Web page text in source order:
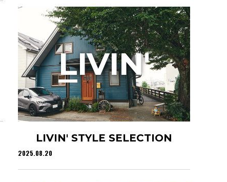
LIVIN' STYLE SELECTION
2025.08.20
LIVIN'